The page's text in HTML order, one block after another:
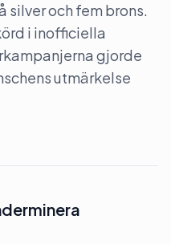
silver och fem brons.
i inofficiella
gjorde
utmärkelse